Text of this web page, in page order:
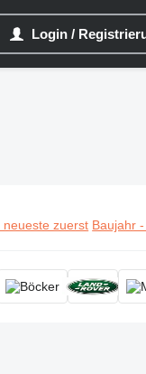
Login /
neueste zuerst Baujahr